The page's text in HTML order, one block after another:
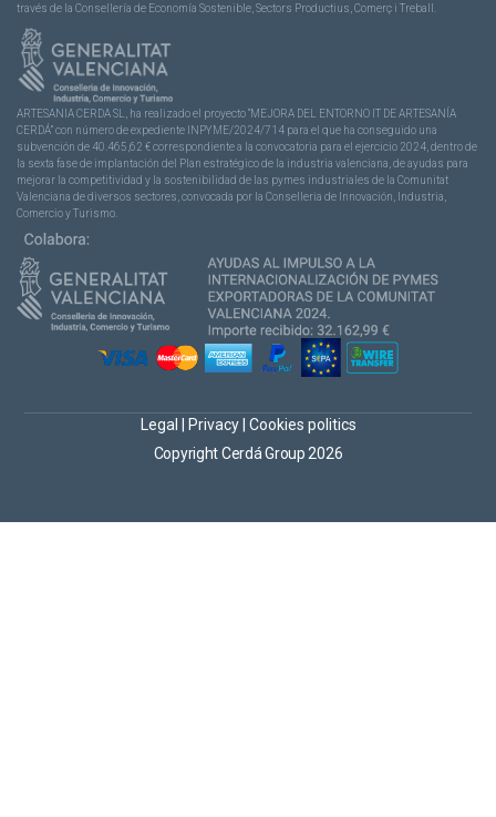
través de la Consellería de Economía Sostenible, Sectors Productius, Comerç i Treball.
ARTESANIA CERDA SL, ha realizado el proyecto “MEJORA DEL ENTORNO IT DE ARTESANÍA
CERDÁ” con número de expediente INPYME/2024/714 para el que ha conseguido una
subvención de 40.465,62 € correspondiente a la convocatoria para el ejercicio 2024, dentro de
la sexta fase de implantación del Plan estratégico de la industria valenciana, de ayudas para
mejorar la competitividad y la sostenibilidad de las pymes industriales de la Comunitat
Valenciana de diversos sectores, convocada por la Conselleria de Innovación, Industria,
Comercio y Turismo.
Copyright Cerdá Group 2026
Legal Privacy Cookies politics